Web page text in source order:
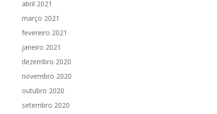
abril 2021
março 2021
fevereiro 2021
janeiro 2021
dezembro 2020
novembro 2020
outubro 2020
setembro 2020